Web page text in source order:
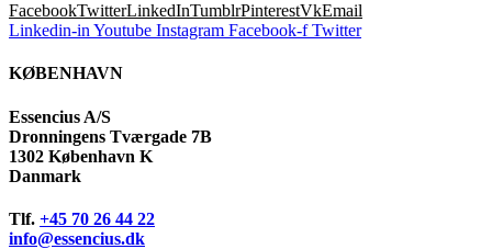
FacebookTwitterLinkedInTumblrPinterestVkEmail
Linkedin-in Youtube Instagram Facebook-f Twitter
KØBENHAVN
Essencius A/S
Dronningens Tværgade 7B
1302 København K
Danmark
Tlf. +45 70 26 44 22
info@essencius.dk